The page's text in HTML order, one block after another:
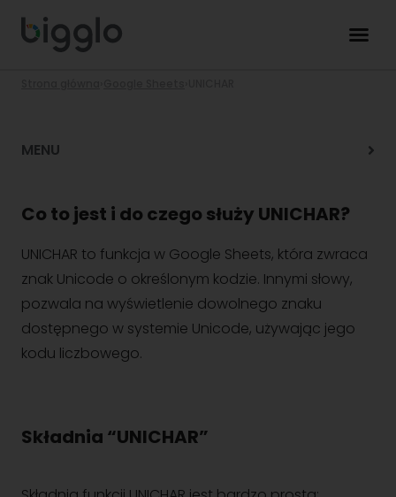
Co to jest i do czego służy UNICHAR?
UNICHAR to funkcja w Google Sheets, która zwraca
znak Unicode o określonym kodzie. Innymi słowy,
pozwala na wyświetlenie dowolnego znaku
dostępnego w systemie Unicode, używając jego
kodu liczbowego.
Składnia “UNICHAR”
MENU